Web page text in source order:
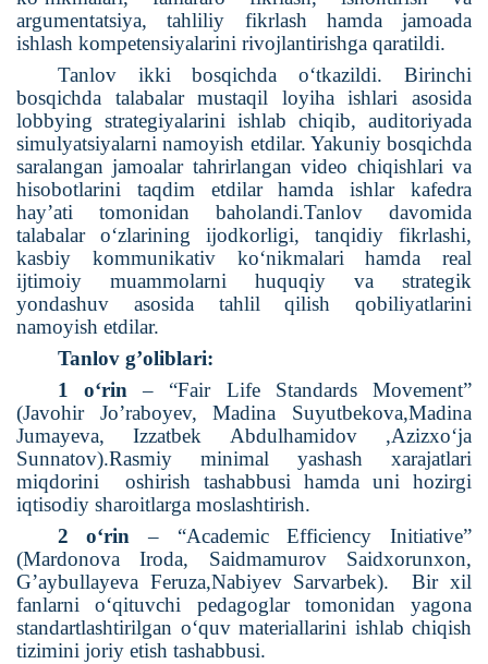
argumentatsiya, tahliliy fikrlash hamda jamoada
ishlash kompetensiyalarini rivojlantirishga qaratildi.
Tanlov ikki bosqichda o‘tkazildi. Birinchi
bosqichda talabalar mustaqil loyiha ishlari asosida
lobbying strategiyalarini ishlab chiqib, auditoriyada
simulyatsiyalarni namoyish etdilar. Yakuniy bosqichda
saralangan jamoalar tahrirlangan video chiqishlari va
hisobotlarini taqdim etdilar hamda ishlar kafedra
hay’ati tomonidan baholandi.Tanlov davomida
talabalar o‘zlarining ijodkorligi, tanqidiy fikrlashi,
kasbiy kommunikativ ko‘nikmalari hamda real
ijtimoiy muammolarni huquqiy va strategik
yondashuv asosida tahlil qilish qobiliyatlarini
namoyish etdilar.
Tanlov g’oliblari:
1 o‘rin – “Fair Life Standards Movement”
(Javohir Jo’raboyev, Madina Suyutbekova,Madina
Jumayeva, Izzatbek Abdulhamidov ,Azizxoʻja
Sunnatov).Rasmiy minimal yashash xarajatlari
miqdorini
oshirish tashabbusi hamda uni hozirgi
iqtisodiy sharoitlarga moslashtirish.
2 o‘rin – “Academic Efficiency Initiative”
(Mardonova Iroda, Saidmamurov Saidxorunxon,
G’aybullayeva Feruza,Nabiyev Sarvarbek).
Bir xil
fanlarni o‘qituvchi pedagoglar tomonidan yagona
standartlashtirilgan o‘quv materiallarini ishlab chiqish
tizimini joriy etish tashabbusi.